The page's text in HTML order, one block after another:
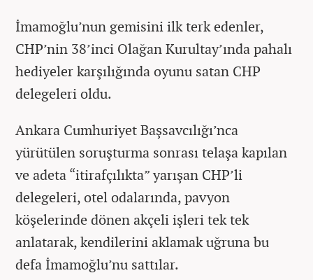
İmamoğlu’nun gemisini ilk terk edenler,
CHP’nin 38’inci Olağan Kurultay’ında pahalı
hediyeler karşılığında oyunu satan CHP
delegeleri oldu.
Ankara Cumhuriyet Başsavcılığı’nca
yürütülen soruşturma sonrası telaşa kapılan
ve adeta “itirafçılıkta” yarışan CHP’li
delegeleri, otel odalarında, pavyon
köşelerinde dönen akçeli işleri tek tek
anlatarak, kendilerini aklamak uğruna bu
defa İmamoğlu’nu sattılar.